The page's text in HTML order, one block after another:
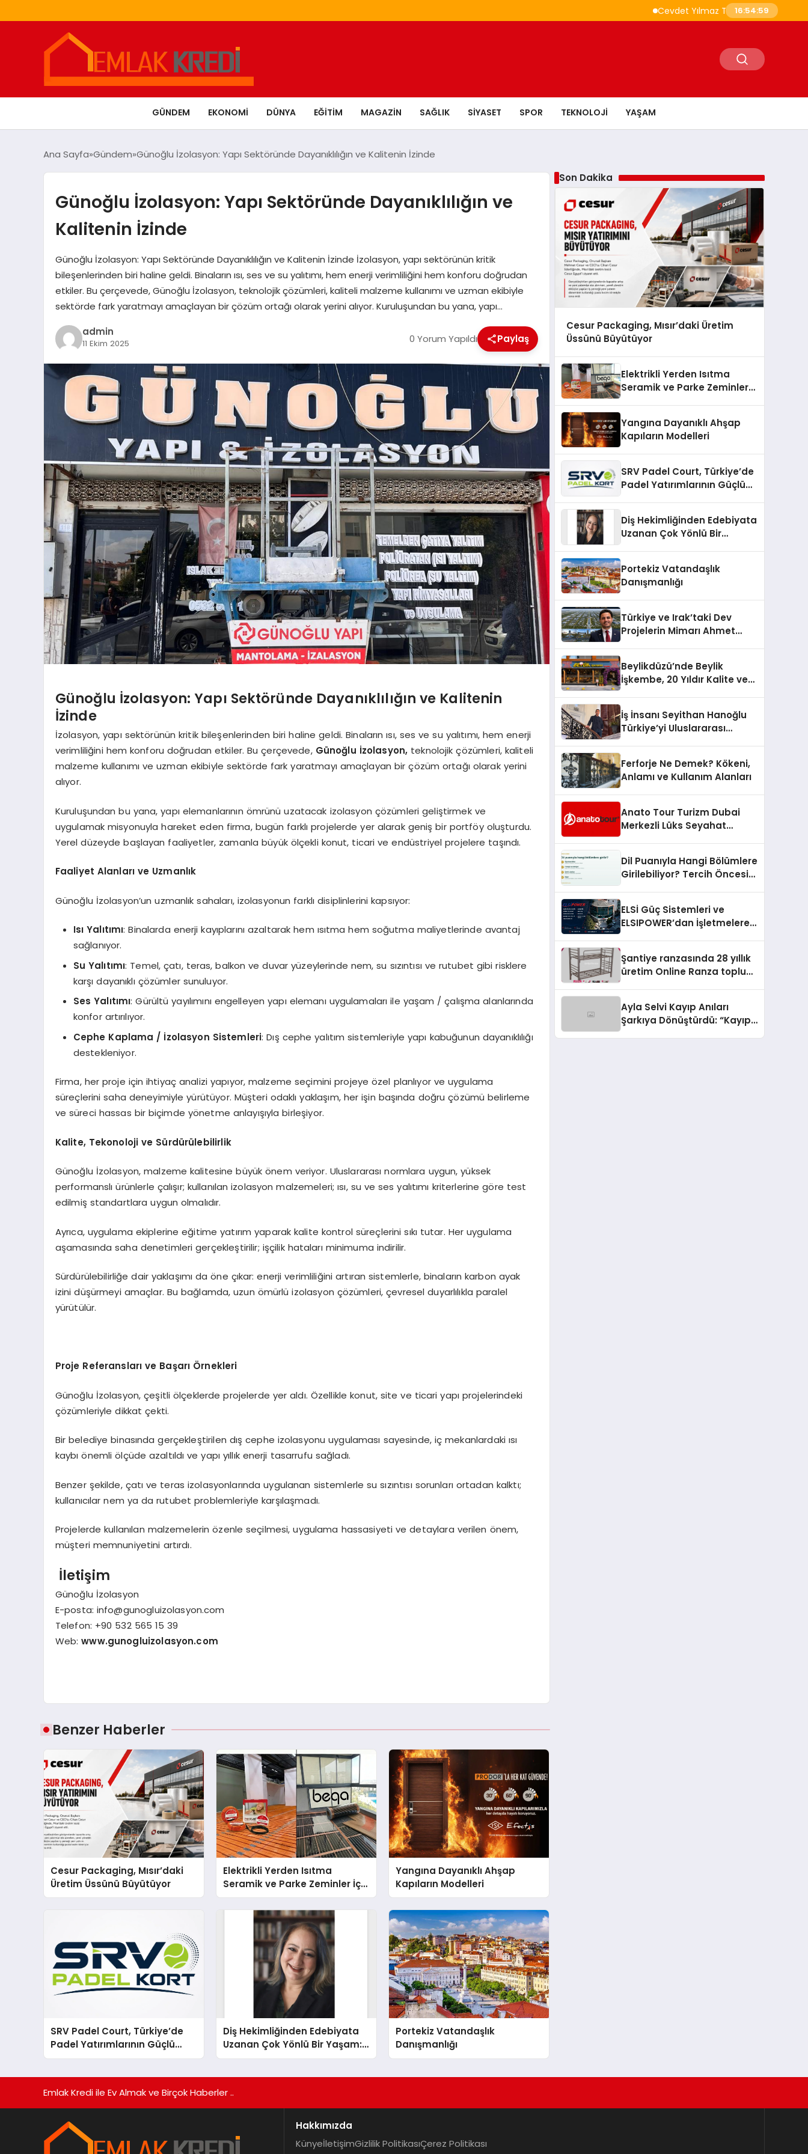
Cevdet Yılmaz Türkiye İhracatının Güçlü
16:55:00
GÜNDEM EKONOMI DÜNYA EĞITIM MAGAZIN SAĞLIK SIYASET SPOR TEKNOLOJI YAŞAM
Ana Sayfa Gündem Günoğlu İzolasyon: Yapı Sektöründe Dayanıklılığın ve Kalitenin İzinde
Günoğlu İzolasyon: Yapı Sektöründe Dayanıklılığın ve
Kalitenin İzinde
Günoğlu İzolasyon: Yapı Sektöründe Dayanıklılığın ve Kalitenin İzinde İzolasyon, yapı sektörünün kritik
bileşenlerinden biri haline geldi. Binaların ısı, ses ve su yalıtımı, hem enerji verimliliğini hem konforu doğrudan
etkiler. Bu çerçevede, Günoğlu İzolasyon, teknolojik çözümleri, kaliteli malzeme kullanımı ve uzman ekibiyle
sektörde fark yaratmayı amaçlayan bir çözüm ortağı olarak yerini alıyor. Kuruluşundan bu yana, yapı…
admin
11 Ekim 2025 0 Yorum Yapıldı Paylaş
Günoğlu İzolasyon: Yapı Sektöründe Dayanıklılığın ve Kalitenin
İzinde
İzolasyon, yapı sektörünün kritik bileşenlerinden biri haline geldi. Binaların ısı, ses ve su yalıtımı, hem enerji
verimliliğini hem konforu doğrudan etkiler. Bu çerçevede, Günoğlu İzolasyon, teknolojik çözümleri, kaliteli
malzeme kullanımı ve uzman ekibiyle sektörde fark yaratmayı amaçlayan bir çözüm ortağı olarak yerini
alıyor.
Kuruluşundan bu yana, yapı elemanlarının ömrünü uzatacak izolasyon çözümleri geliştirmek ve
uygulamak misyonuyla hareket eden firma, bugün farklı projelerde yer alarak geniş bir portföy oluşturdu.
Yerel düzeyde başlayan faaliyetler, zamanla büyük ölçekli konut, ticari ve endüstriyel projelere taşındı.
Faaliyet Alanları ve Uzmanlık
Günoğlu İzolasyon’un uzmanlık sahaları, izolasyonun farklı disiplinlerini kapsıyor:
Isı Yalıtımı: Binalarda enerji kayıplarını azaltarak hem ısıtma hem soğutma maliyetlerinde avantaj
sağlanıyor.
Su Yalıtımı: Temel, çatı, teras, balkon ve duvar yüzeylerinde nem, su sızıntısı ve rutubet gibi risklere
karşı dayanıklı çözümler sunuluyor.
Ses Yalıtımı: Gürültü yayılımını engelleyen yapı elemanı uygulamaları ile yaşam / çalışma alanlarında
konfor artırılıyor.
Cephe Kaplama / İzolasyon Sistemleri: Dış cephe yalıtım sistemleriyle yapı kabuğunun dayanıklılığı
destekleniyor.
Firma, her proje için ihtiyaç analizi yapıyor, malzeme seçimini projeye özel planlıyor ve uygulama
süreçlerini saha deneyimiyle yürütüyor. Müşteri odaklı yaklaşım, her işin başında doğru çözümü belirleme
ve süreci hassas bir biçimde yönetme anlayışıyla birleşiyor.
Kalite, Tekonoloji ve Sürdürülebilirlik
Günoğlu İzolasyon, malzeme kalitesine büyük önem veriyor. Uluslararası normlara uygun, yüksek
performanslı ürünlerle çalışır; kullanılan izolasyon malzemeleri; ısı, su ve ses yalıtımı kriterlerine göre test
edilmiş standartlara uygun olmalıdır.
Ayrıca, uygulama ekiplerine eğitime yatırım yaparak kalite kontrol süreçlerini sıkı tutar. Her uygulama
aşamasında saha denetimleri gerçekleştirilir; işçilik hataları minimuma indirilir.
Sürdürülebilirliğe dair yaklaşımı da öne çıkar: enerji verimliliğini artıran sistemlerle, binaların karbon ayak
izini düşürmeyi amaçlar. Bu bağlamda, uzun ömürlü izolasyon çözümleri, çevresel duyarlılıkla paralel
yürütülür.
Proje Referansları ve Başarı Örnekleri
Günoğlu İzolasyon, çeşitli ölçeklerde projelerde yer aldı. Özellikle konut, site ve ticari yapı projelerindeki
çözümleriyle dikkat çekti.
Bir belediye binasında gerçekleştirilen dış cephe izolasyonu uygulaması sayesinde, iç mekanlardaki ısı
kaybı önemli ölçüde azaltıldı ve yapı yıllık enerji tasarrufu sağladı.
Benzer şekilde, çatı ve teras izolasyonlarında uygulanan sistemlerle su sızıntısı sorunları ortadan kalktı;
kullanıcılar nem ya da rutubet problemleriyle karşılaşmadı.
Projelerde kullanılan malzemelerin özenle seçilmesi, uygulama hassasiyeti ve detaylara verilen önem,
müşteri memnuniyetini artırdı.
İletişim
Günoğlu İzolasyon
E-posta: info@gunogluizolasyon.com
Telefon: +90 532 565 15 39
Web:www.gunogluizolasyon.com
Benzer Haberler
Cesur Packaging, Mısır’daki
Üretim Üssünü Büyütüyor
Elektrikli Yerden Isıtma
Seramik ve Parke Zeminler İçin
En Verimli Çözümler
Yangına Dayanıklı Ahşap
Kapıların Modelleri
SRV Padel Court, Türkiye’de
Padel Yatırımlarının Güçlü
Markası Olmayı Sürdürüyor
Diş Hekimliğinden Edebiyata
Uzanan Çok Yönlü Bir Yaşam:
Yeşim Şahin Yaman
Portekiz Vatandaşlık
Danışmanlığı
Son Dakika
Cesur Packaging, Mısır’daki Üretim
Üssünü Büyütüyor
Elektrikli Yerden Isıtma
Seramik ve Parke Zeminler
Yangına Dayanıklı Ahşap
Kapıların Modelleri
SRV Padel Court, Türkiye’de
Padel Yatırımlarının Güçlü
Diş Hekimliğinden Edebiyata
Uzanan Çok Yönlü Bir
Portekiz Vatandaşlık
Danışmanlığı
Türkiye ve Irak’taki Dev
Projelerin Mimarı Ahmet
Holding Industrial City”
Projesini Hayata Geçirecek
Beylikdüzü’nde Beylik
İşkembe, 20 Yıldır Kalite ve
İş İnsanı Seyithan Hanoğlu
Türkiye’yi Uluslararası
Ferforje Ne Demek? Kökeni,
Anlamı ve Kullanım Alanları
Anato Tour Turizm Dubai
Merkezli Lüks Seyahat
Dil Puanıyla Hangi Bölümlere
Girilebiliyor? Tercih Öncesi
ELSİ Güç Sistemleri ve
ELSIPOWER’dan İşletmelere
Şantiye ranzasında 28 yıllık
üretim Online Ranza toplu
Ayla Selvi Kayıp Anıları
Şarkıya Dönüştürdü: “Kayıp
Emlak Kredi ile Ev Almak ve Birçok Haberler ..
Hakkımızda
KünyeİletişimGizlilik PolitikasıÇerez Politikası